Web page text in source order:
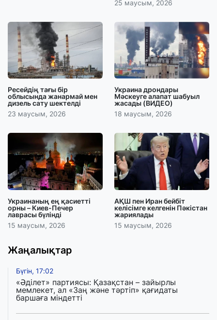
25 маусым, 2026
Ресейдің тағы бір
облысында жанармай мен
дизель сату шектелді
23 маусым, 2026
Украина дрондары
Мәскеуге алапат шабуыл
жасады (ВИДЕО)
18 маусым, 2026
Украинаның ең қасиетті
орны – Киев-Печер
лаврасы бүлінді
15 маусым, 2026
АҚШ пен Иран бейбіт
келісімге келгенін Пәкістан
жариялады
15 маусым, 2026
Жаңалықтар
Бүгін, 17:02
«Әділет» партиясы: Қазақстан – зайырлы
мемлекет, ал «Заң және тәртіп» қағидаты
баршаға міндетті